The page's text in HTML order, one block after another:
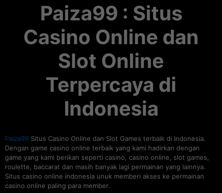
Paiza99 : Situs
Casino Online dan
Slot Online
Terpercaya di
Indonesia
Paiza99 Situs Casino Online dan Slot Games terbaik di Indonesia.
Dengan game casino online terbaik yang kami hadirkan dengan
game yang kami berikan seperti casino, casino online, slot games,
roulette, baccarat dan masih banyak lagi permainan yang lainnya.
Situs casino online indonesia unuk memberi akses ke permainan
casino online paling para member.